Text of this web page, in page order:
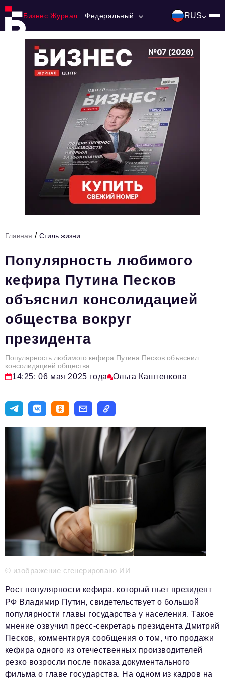
Бизнес Журнал: Федеральный RUS
Ниши и рынки
Технологии и тренды
Персона номера
Юридический практикум
Стиль жизни
Туризм
Импортозамещение
ОПК
Авторские материалы
Телефон редакции: +7 495 727-01-67
Электронные почты редакции:
Информационный отдел
info@business-magazine.online
Отдел рекламы
reklama@business-magazine.online
Отдел распространения/редакционная подписка
podpiska@business-magazine.online
Отдел по работе с партнерами
partner@business-magazine.online
Главная / Стиль жизни
Популярность любимого
кефира Путина Песков
объяснил консолидацией
общества вокруг
президента
Популярность любимого кефира Путина Песков объяснил
консолидацией общества
14:25; 06 мая 2025 года Ольга Каштенкова
© изображение сгенерировано ИИ
Рост популярности кефира, который пьет президент
РФ Владимир Путин, свидетельствует о большой
популярности главы государства у населения. Такое
мнение озвучил пресс-секретарь президента Дмитрий
Песков, комментируя сообщения о том, что продажи
кефира одного из отечественных производителей
резко возросли после показа документального
фильма о главе государства. На одном из кадров на